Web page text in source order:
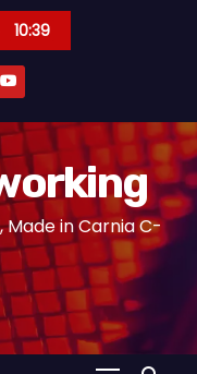
10:39
Made in Carnia C-